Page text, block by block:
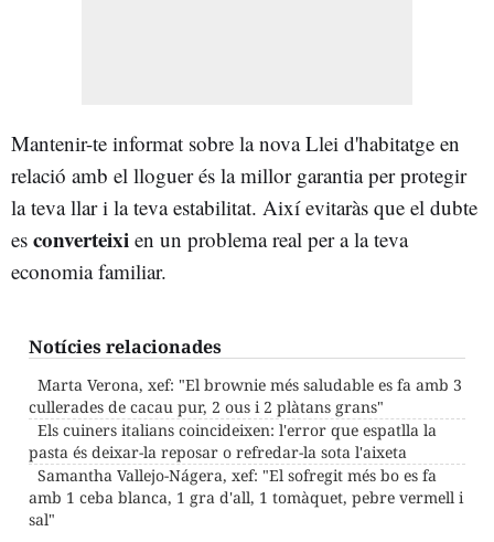
Mantenir-te informat sobre la nova Llei d'habitatge en
relació amb el lloguer és la millor garantia per protegir
la teva llar i la teva estabilitat. Així evitaràs que el dubte
es converteixi en un problema real per a la teva
economia familiar.
Notícies relacionades
Marta Verona, xef: "El brownie més saludable es fa amb 3
cullerades de cacau pur, 2 ous i 2 plàtans grans"
Els cuiners italians coincideixen: l'error que espatlla la
pasta és deixar-la reposar o refredar-la sota l'aixeta
Samantha Vallejo-Nágera, xef: "El sofregit més bo es fa
amb 1 ceba blanca, 1 gra d'all, 1 tomàquet, pebre vermell i
sal"